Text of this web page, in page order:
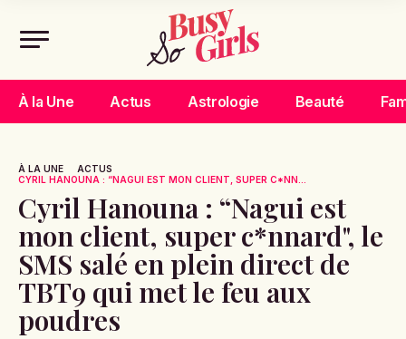
À la Une Actus Astrologie Beauté
À LA UNE
ACTUS
CYRIL HANOUNA : “NAGUI EST MON CLIENT, SUPER C*NN...
Cyril Hanouna : “Nagui est
mon client, super c*nnard", le
SMS salé en plein direct de
TBT9 qui met le feu aux
poudres